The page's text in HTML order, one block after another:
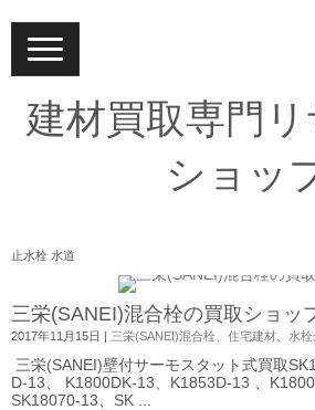
N
a
v
g
a
建材買取専門
ショッ
止水栓 水道
三栄(SANEI)混合栓の買取ショッ
2017年11月15日 | 三栄(SANEI)混合栓 住宅建材 水
三栄(SANEI)壁付サーモスタット式買取
D-13、 K1800DK-13、K1853D-13 、
SK18070-13、SK ...